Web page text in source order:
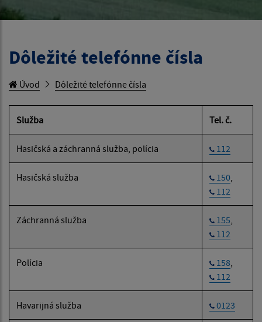
Dôležité telefónne čísla
Úvod Dôležité telefónne čísla
Služba Tel. č.
Hasičská a záchranná služba, polícia 112
Hasičská služba 150
112
Záchranná služba 155
112
Polícia 158
112
Havarijná služba 0123